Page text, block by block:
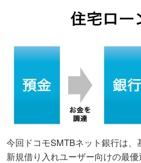
今回ドコモSMTBネット銀行は
新規借り入れユーザー向けの最